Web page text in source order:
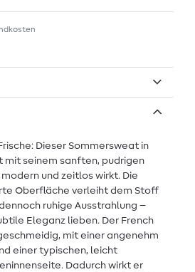
Dieser Sommersweat in
mit seinem sanften, pudrigen
und zeitlos wirkt. Die
Oberfläche verleiht dem Stoff
ruhige Ausstrahlung –
Eleganz lieben. Der French
mit einer angenehm
einer typischen, leicht
Dadurch wirkt er